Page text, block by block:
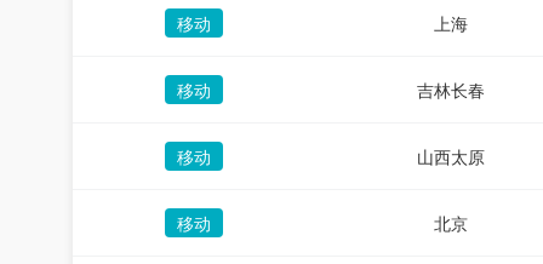
移动 上海
移动 吉林长春
移动 山西太原
移动 北京